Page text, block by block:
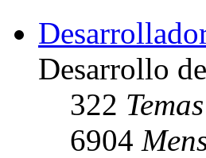
Desarrollo
322 Temas
6904